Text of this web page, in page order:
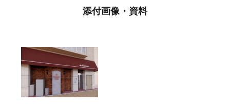
添付画像・資料